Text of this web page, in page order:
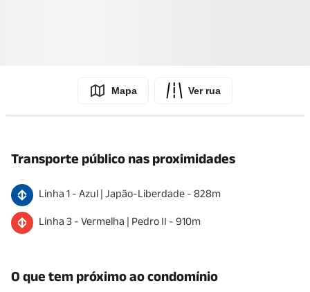
Mapa Ver rua
Transporte público nas proximidades
Linha 1 - Azul | Japão-Liberdade - 828m
Linha 3 - Vermelha | Pedro II - 910m
O que tem próximo ao condomínio